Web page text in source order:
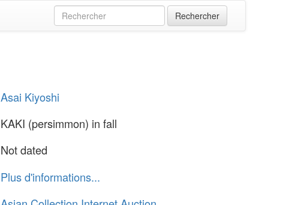
Asai Kiyoshi
KAKI (persimmon) in fall
Not dated
Plus d'informations...